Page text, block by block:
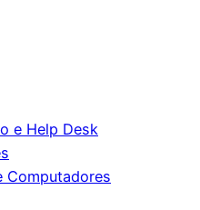
e Help Desk
Computadores